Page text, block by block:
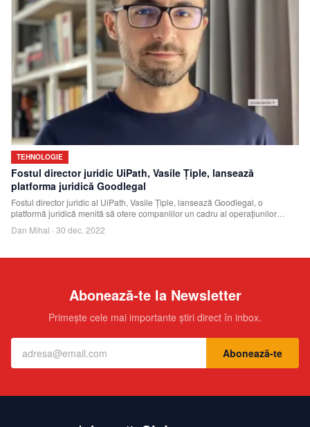
TEHNOLOGIE
Fostul director juridic UiPath, Vasile Țiple, lansează
platforma juridică Goodlegal
Fostul director juridic al UiPath, Vasile Țiple, lansează Goodlegal, o
platformă juridică menită să ofere companiilor un cadru al operațiunilor
Dan Mihai · 30 dec. 2022
Abonează-te la Newsletter
Primește cele mai importante știri direct în inbox.
Abonează-te